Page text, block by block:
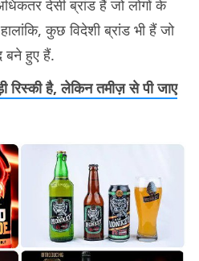
देसी ब्रांड हैं जो लोगों के
कुछ विदेशी ब्रांड भी हैं जो
बने हुए हैं.
रिस्की है, लेकिन तमीज़ से पी जाए